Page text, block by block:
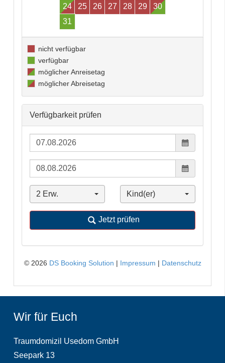
Wir für Euch
Traumdomizil Usedom GmbH
Seepark 13